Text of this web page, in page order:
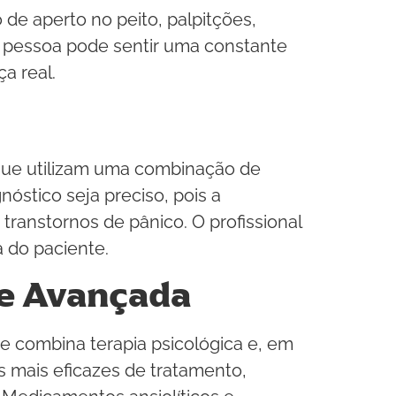
aperto no peito, palpitções,
pode sentir uma constante
real.
utilizam uma combinação de
seja preciso, pois a
de pânico. O profissional
do paciente.
Avançada
combina terapia psicológica e, em
mais eficazes de tratamento,